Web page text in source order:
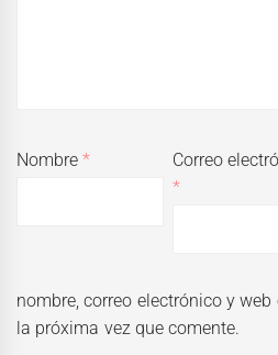
Nombre*
Correo
*
nombre, correo electrónico y
la próxima vez que comente.